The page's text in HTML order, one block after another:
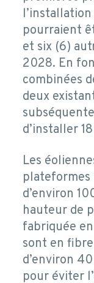
pourraient
et six (6)
2028. En
combinées
deux
d’installer
Les
plateformes
d’environ
hauteur de
fabriquée
sont en
d’environ
pour éviter